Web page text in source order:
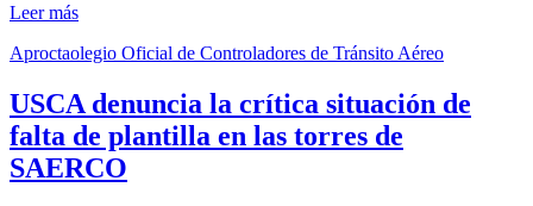
Leer más
Aproctaolegio Oficial de Controladores de Tránsito Aéreo
USCA denuncia la crítica situación de
falta de plantilla en las torres de
SAERCO